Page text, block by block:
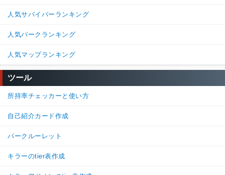
人気サバイバーランキング
人気パークランキング
人気マップランキング
ツール
所持率チェッカーと使い方
自己紹介カード作成
パークルーレット
キラーのtier表作成